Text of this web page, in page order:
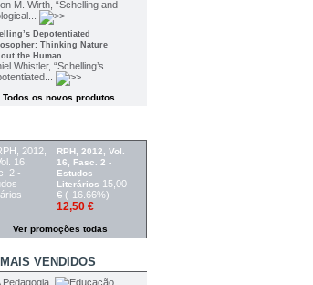
M. Wirth, “Schelling and
Depotentiated
Thinking Nature
the Human
Whistler, “Schelling’s
Todos os novos produtos
RPH, 2012, Vol.
16, Fasc. 2 -
Estudos
Literários 15,00
€ (-16.66%)
12,50 €
Ver promoções todas
VENDIDOS